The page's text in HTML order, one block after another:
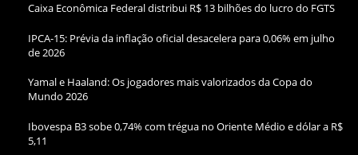
Caixa Econômica Federal distribui R$ 13 bilhões do lucro do FGTS
IPCA-15: Prévia da inflação oficial desacelera para 0,06% em julho
de 2026
Yamal e Haaland: Os jogadores mais valorizados da Copa do
Mundo 2026
Ibovespa B3 sobe 0,74% com trégua no Oriente Médio e dólar a R$
5,11